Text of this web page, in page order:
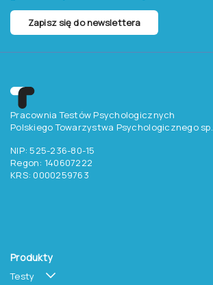
Zapisz się do newslettera
Pracownia Testów Psychologicznych
Polskiego Towarzystwa Psychologicznego
NIP: 525-236-80-15
Regon: 140607222
KRS: 0000259763
Produkty
Testy